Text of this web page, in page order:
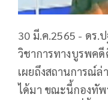
30 มี.ค.2565 - ดร
วิชาการทางบูรพค
เผยถึงสถานการณ์ล่
ได้มา ขณะนี้กองทัพ